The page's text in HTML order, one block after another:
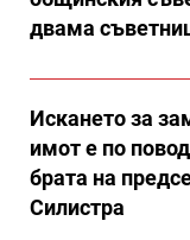
двама
Искането за
имот е по
брата на
Силистра